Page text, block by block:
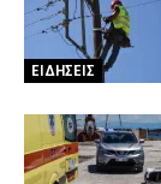
ΕΙΔΗΣΕΙΣ